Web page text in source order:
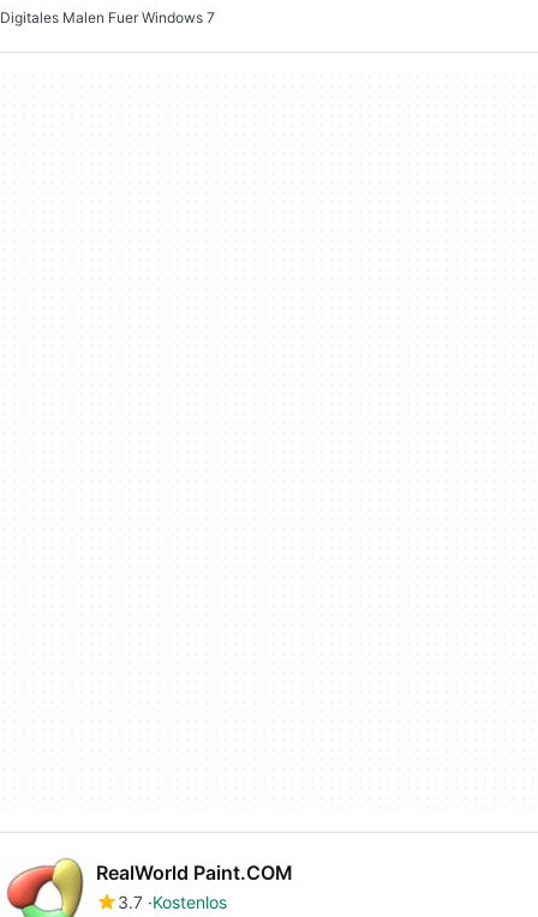
Digitales Malen Fuer Windows 7
RealWorld Paint.COM
3.7 Kostenlos